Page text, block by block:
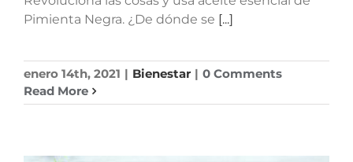
Pimienta Negra. ¿De dónde se [...]
enero 14th, 2021 | Bienestar | 0 Comments
Read More